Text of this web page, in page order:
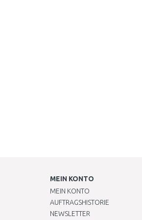
MEIN KONTO
MEIN KONTO
AUFTRAGSHISTORIE
NEWSLETTER